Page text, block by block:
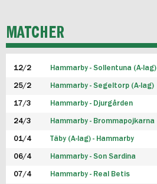
P19
F19
FUTSAL HERR
FUTSAL DAM
MATCHER
12/2 Hammarby - Sollentuna (A-lag)
25/2 Hammarby - Segeltorp (A-lag)
17/3 Hammarby - Djurgården
24/3 Hammarby - Brommapojkarna
01/4 Täby (A-lag) - Hammarby
06/4 Hammarby - Son Sardina
07/4 Hammarby - Real Betis